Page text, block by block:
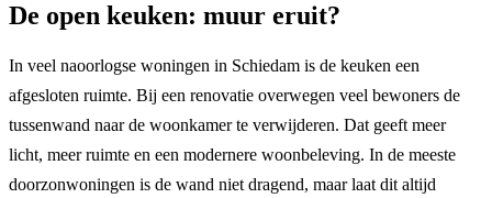
De open keuken: muur eruit?
In veel naoorlogse woningen in Schiedam is de keuken een
afgesloten ruimte. Bij een renovatie overwegen veel bewoners de
tussenwand naar de woonkamer te verwijderen. Dat geeft meer
licht, meer ruimte en een modernere woonbeleving. In de meeste
doorzonwoningen is de wand niet dragend, maar laat dit altijd